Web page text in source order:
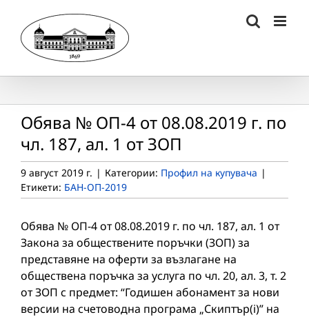
content
Обява № ОП-4 от 08.08.2019 г. по
чл. 187, ал. 1 от ЗОП
9 август 2019 г. | Категории: Профил на купувача |
Етикети: БАН-ОП-2019
Обява № ОП-4 от 08.08.2019 г. по чл. 187, ал. 1 от
Закона за обществените поръчки (ЗОП) за
представяне на оферти за възлагане на
обществена поръчка за услуга по чл. 20, ал. 3, т. 2
от ЗОП с предмет: “Годишен абонамент за нови
версии на счетоводна програма „Скиптър(i)” на